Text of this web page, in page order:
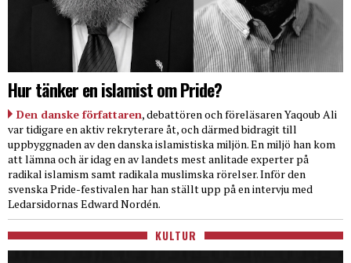
Hur tänker en islamist om Pride?
Den danske författaren, debattören och föreläsaren Yaqoub Ali
var tidigare en aktiv rekryterare åt, och därmed bidragit till
uppbyggnaden av den danska islamistiska miljön. En miljö han kom
att lämna och är idag en av landets mest anlitade experter på
radikal islamism samt radikala muslimska rörelser. Inför den
svenska Pride-festivalen har han ställt upp på en intervju med
Ledarsidornas Edward Nordén.
KULTUR